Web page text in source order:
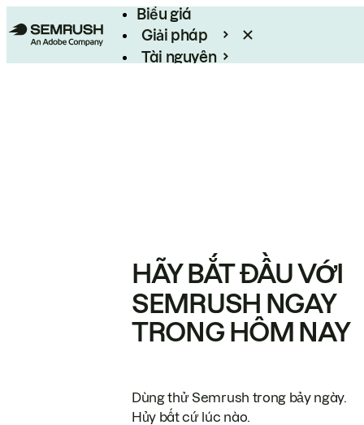
Biểu giá
Giải pháp
Tài nguyên
HÃY BẮT ĐẦU VỚI
SEMRUSH NGAY
TRONG HÔM NAY
Dùng thử Semrush trong bảy ngày.
Hủy bất cứ lúc nào.